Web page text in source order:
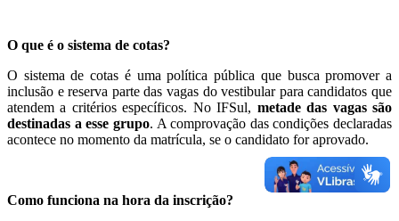
O que é o sistema de cotas?
O sistema de cotas é uma política pública que busca promover a
inclusão e reserva parte das vagas do vestibular para candidatos que
atendem a critérios específicos. No IFSul, metade das vagas são
destinadas a esse grupo. A comprovação das condições declaradas
acontece no momento da matrícula, se o candidato for aprovado.
Como funciona na hora da inscrição?